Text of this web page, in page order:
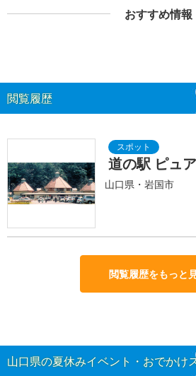
おすすめ情報
閲覧履歴
道の駅 ピュ
山口県・岩国市
閲覧履歴をもっと
山口県の夏休みイベント・おでかけ